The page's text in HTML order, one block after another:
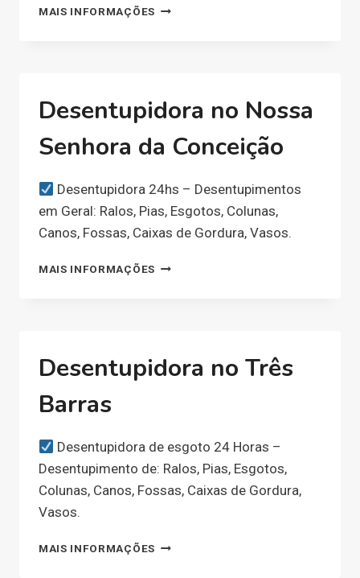
MAIS INFORMAÇÕESDESENTUPIDORA
Desentupidora no Nossa
Senhora da Conceição
Desentupidora 24hs – Desentupimentos
em Geral: Ralos, Pias, Esgotos, Colunas,
Canos, Fossas, Caixas de Gordura, Vasos.
MAIS INFORMAÇÕESDESENTUPIDORA
Desentupidora no Três
Barras
Desentupidora de esgoto 24 Horas –
Desentupimento de: Ralos, Pias, Esgotos,
Colunas, Canos, Fossas, Caixas de Gordura,
Vasos.
MAIS INFORMAÇÕESDESENTUPIDORA